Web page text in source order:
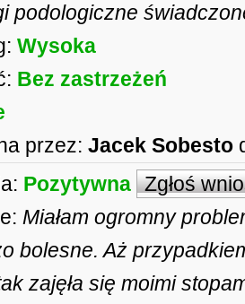
podologiczne
Wysoka
Bez zastrzeżeń
przez: Jacek Sobesto
Pozytywna Zgłoś
Miałam ogromny
bolesne. Aż
zajęła się moimi